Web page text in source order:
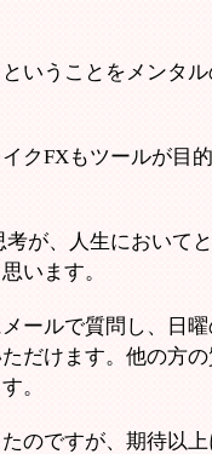
いうことをメンタ
クFXもツールが目
が、人生において
います。
ールで質問し、日
だけます。他の方
。
のですが、期待以